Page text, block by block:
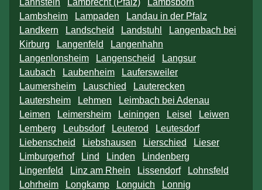
Lahnstein Lambrecht (Pfalz)
Lambsborn
Lambsheim
Lampaden
Landau in der Pfalz
Landkern
Landscheid Landstuhl
Langenbach bei
Kirburg
Langenfeld
Langenhahn
Langenlonsheim
Langenscheid
Langsur
Laubach
Laubenheim
Laufersweiler
Laumersheim
Lauschied
Lauterecken
Lautersheim
Lehmen
Leimbach bei Adenau
Leimen
Leimersheim Leiningen Leisel
Leiwen
Lemberg
Leubsdorf Leuterod
Leutesdorf
Liebenscheid
Liebshausen Lierschied
Lieser
Limburgerhof
Lind Linden
Lindenberg
Lingenfeld
Linz am Rhein Lissendorf
Lohnsfeld
Lohrheim
Longkamp Longuich
Lonnig